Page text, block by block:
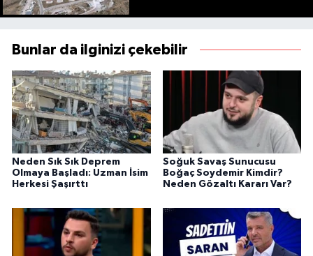
Bunlar da ilginizi çekebilir
Neden Sık Sık Deprem
Olmaya Başladı: Uzman İsim
Herkesi Şaşırttı
Soğuk Savaş Sunucusu
Boğaç Soydemir Kimdir?
Neden Gözaltı Kararı Var?